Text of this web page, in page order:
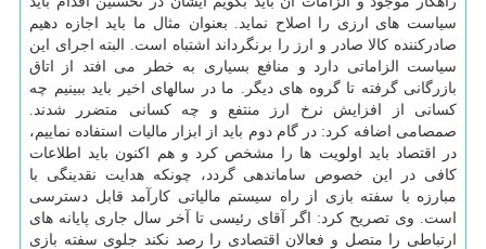
سیاست های ارزی را اصلاح نماید. بعنوان مثال ما باید اجازه دهیم
صادرکننده کالا صادر و ارز را برنگرداند اشتباه است. البته اجرای این
سیاست الزاماتی دارد و منافع بسیاری به خطر می افتد از اتاق
بازرگانی گرفته تا گروه های دیگر. ما در سالهای اخیر باید ببینیم چه
کسانی از افزایش نرخ ارز منتفع و چه کسانی متضرر شدند.
صمصامی اضافه کرد: در گام دوم باید از ابزار مالیات استفاده نماییم،
در اقتصاد باید اولویت ها را مشخص کرد و هم اکنون باید اطلاعات
کافی در این خصوص ساماندهی گردد، چونکه هدایت نقدینگی با
مبارزه با سفته بازی از راه سیستم مالیاتی کارآمد قابل دسترسی
است. وی تصریح کرد: اگر آقای رئیسی تا آخر سال جاری پایانه های
ارتباطی را متصل و فعالان اقتصادی را رصد نکند جلوی سفته بازی